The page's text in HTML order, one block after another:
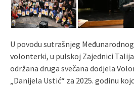
U povodu sutrašnjeg
volonterki, u pulskoj Zajednici
održana druga svečana dodjela
„Danijela Ustić“ za 2025. godinu